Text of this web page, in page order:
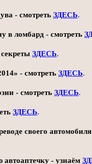
- смотреть ЗДЕСЬ.
в ломбард - смотреть
ЗДЕСЬ.
- смотреть ЗДЕСЬ.
- смотреть ЗДЕСЬ.
ЗДЕСЬ.
своего автомобиля
- узнаём